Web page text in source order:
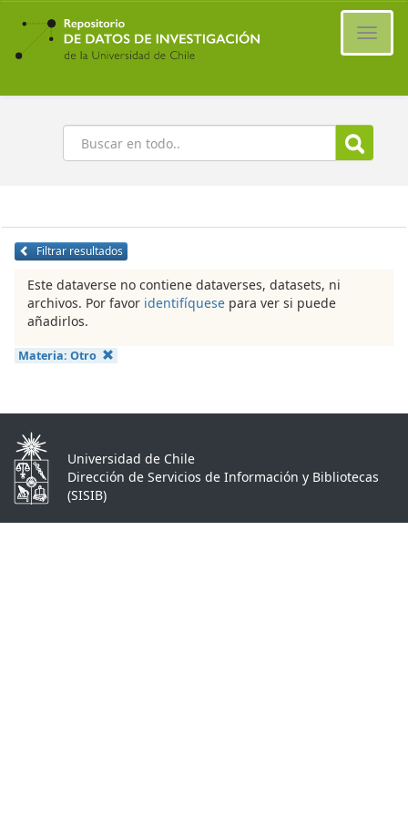
Ir
contenido
principal
Buscar
Filtrar resultados
Este dataverse no contiene dataverses, datasets, ni
archivos. Por favor identifíquese para ver si puede
añadirlos.
Materia: Otro
Universidad de Chile
Dirección de Servicios de Información y Bibliotecas
(SISIB)